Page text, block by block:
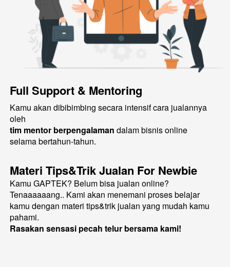
Full Support & Mentoring
Kamu akan dibibimbing secara intensif cara jualannya
oleh
tim mentor berpengalaman dalam bisnis online
selama bertahun-tahun.
Materi Tips&Trik Jualan For Newbie
Kamu GAPTEK? Belum bisa jualan online?
Tenaaaaaang.. Kami akan menemani proses belajar
kamu dengan materi tips&trik jualan yang mudah kamu
pahami.
Rasakan sensasi pecah telur bersama kami!